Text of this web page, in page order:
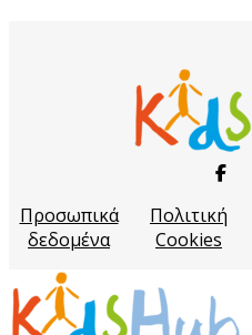
Προσωπικά
δεδομένα
Πολιτική
Cookies